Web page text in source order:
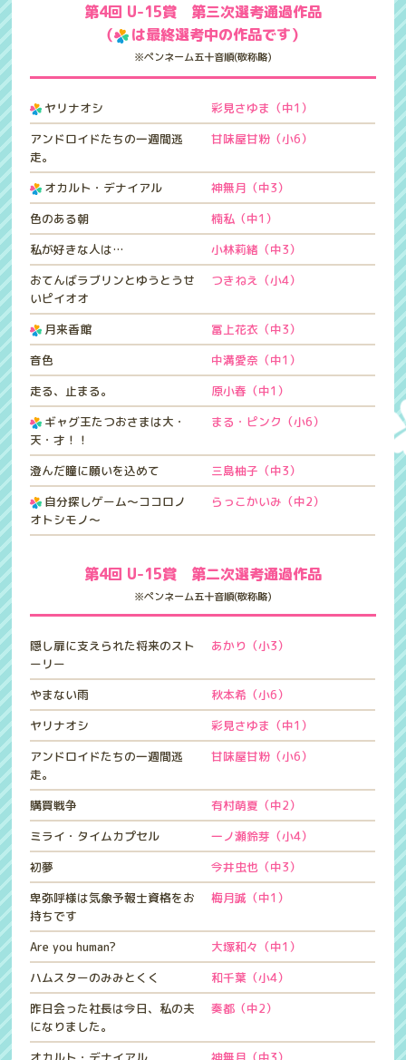
第4回 U-15賞 第三次選考通過作品
（
は最終選考中の作品です）
※ペンネーム五十音順(敬称略)
ヤリナオシ
彩見さゆま（中1）
アンドロイドたちの一週間逃
走。
甘味屋甘粉（小6）
オカルト・デナイアル
神無月（中3）
色のある朝
楠私（中1）
私が好きな人は…
小林莉緒（中3）
おてんばラブリンとゆうとうせ
いピイオオ
つきねえ（小4）
月来香館
冨上花衣（中3）
音色
中溝愛奈（中1）
走る、止まる。
原小春（中1）
ギャグ王たつおさまは大・
天・才！！
まる・ピンク（小6）
澄んだ瞳に願いを込めて
三島柚子（中3）
自分探しゲーム～ココロノ
オトシモノ～
らっこかいみ（中2）
第4回 U-15賞 第二次選考通過作品
※ペンネーム五十音順(敬称略)
隠し扉に支えられた将来のスト
ーリー
あかり（小3）
やまない雨
秋本希（小6）
ヤリナオシ
彩見さゆま（中1）
アンドロイドたちの一週間逃
走。
甘味屋甘粉（小6）
購買戦争
有村萌夏（中2）
ミライ・タイムカプセル
一ノ瀬鈴芽（小4）
初夢
今井虫也（中3）
卑弥呼様は気象予報士資格をお
持ちです
梅月誠（中1）
Are you human?
大塚和々（中1）
ハムスターのみみとくく
和千葉（小4）
昨日会った社長は今日、私の夫
になりました。
奏都（中2）